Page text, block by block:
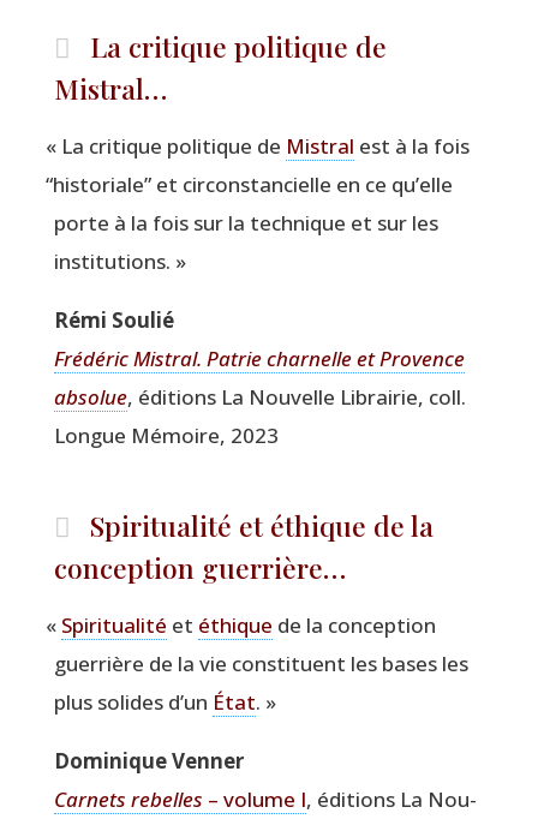
La critique politique de
Mistral…
« La cri­tique poli­tique de Mis­tral est à la fois
“his­to­riale” et cir­cons­tan­cielle en ce qu’elle
porte à la fois sur la tech­nique et sur les
institutions. »
Rémi Sou­lié
Fré­dé­ric Mis­tral. Patrie char­nelle et Pro­vence
abso­lue, édi­tions La Nou­velle Librai­rie, coll.
Longue Mémoire, 2023
Spiritualité et éthique de la
conception guerrière…
« Spi­ri­tua­li­té et éthique de la concep­tion
guer­rière de la vie consti­tuent les bases les
plus solides d’un État. »
Domi­nique Venner
Car­nets rebelles – volume I, édi­tions La Nou­